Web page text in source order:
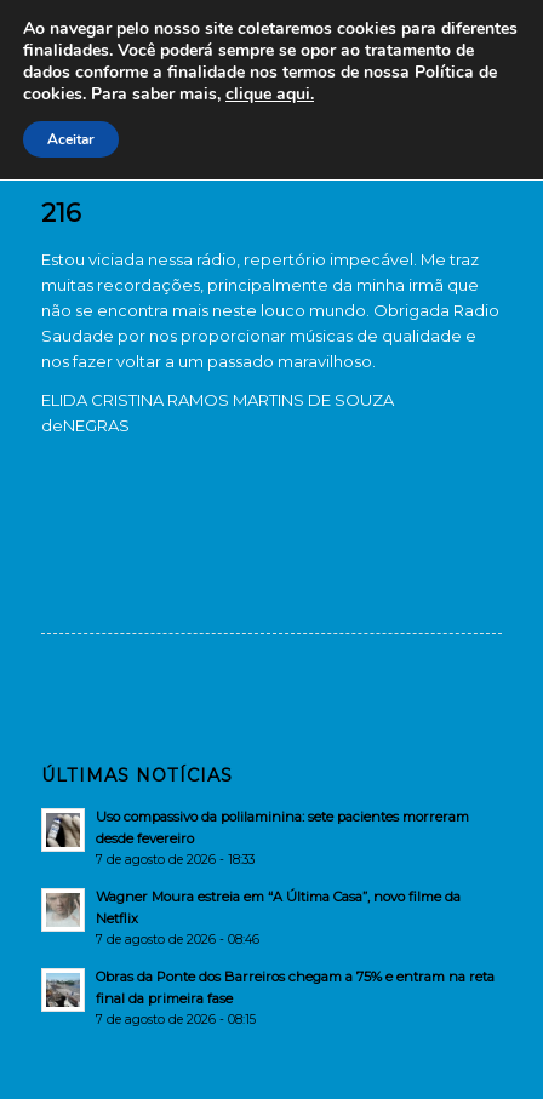
216
Estou viciada nessa rádio, repertório impecável. Me traz
muitas recordações, principalmente da minha irmã que
não se encontra mais neste louco mundo. Obrigada Radio
Saudade por nos proporcionar músicas de qualidade e
nos fazer voltar a um passado maravilhoso.
ELIDA CRISTINA RAMOS MARTINS DE SOUZA
deNEGRAS
ÚLTIMAS NOTÍCIAS
Uso compassivo da polilaminina: sete pacientes morreram
desde fevereiro
7 de agosto de 2026 - 18:33
Wagner Moura estreia em “A Última Casa”, novo filme da
Netflix
7 de agosto de 2026 - 08:46
Obras da Ponte dos Barreiros chegam a 75% e entram na reta
final da primeira fase
7 de agosto de 2026 - 08:15
Ao navegar pelo nosso site coletaremos cookies para diferentes
finalidades. Você poderá sempre se opor ao tratamento de
dados conforme a finalidade nos termos de nossa Política de
cookies. Para saber mais, clique aqui.
Aceitar